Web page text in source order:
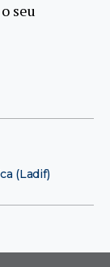
seu
(Ladif)